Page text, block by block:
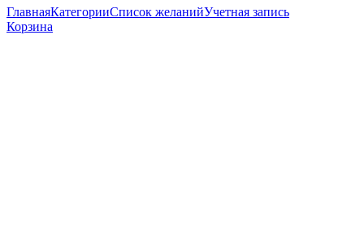
ГлавнаяКатегорииСписок желанийУчетная запись
Корзина